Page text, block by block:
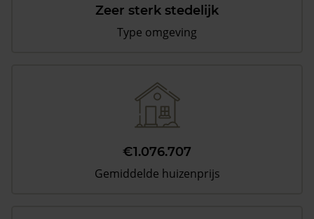
Zeer sterk stedelijk
Type omgeving
€1.076.707
Gemiddelde huizenprijs